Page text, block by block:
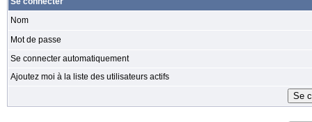
Nom
Mot de passe
Se connecter automatiquement
Ajoutez moi à la liste des utilisateurs actifs